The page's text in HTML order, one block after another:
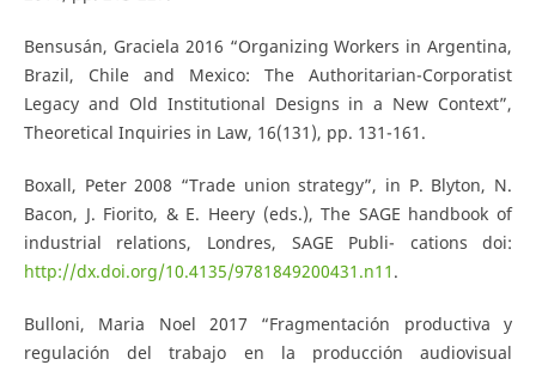
Bensusán, Graciela 2016 “Organizing Workers in Argentina,
Brazil, Chile and Mexico: The Authoritarian-Corporatist
Legacy and Old Institutional Designs in a New Context”,
Theoretical Inquiries in Law, 16(131), pp. 131-161.
Boxall, Peter 2008 “Trade union strategy”, in P. Blyton, N.
Bacon, J. Fiorito, & E. Heery (eds.), The SAGE handbook of
industrial relations, Londres, SAGE Publi- cations doi:
http://dx.doi.org/10.4135/9781849200431.n11 .
Bulloni, Maria Noel 2017 “Fragmentación productiva y
regulación del trabajo en la producción audiovisual